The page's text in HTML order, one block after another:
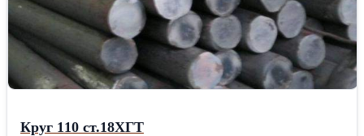
Круг 110 ст.18ХГТ